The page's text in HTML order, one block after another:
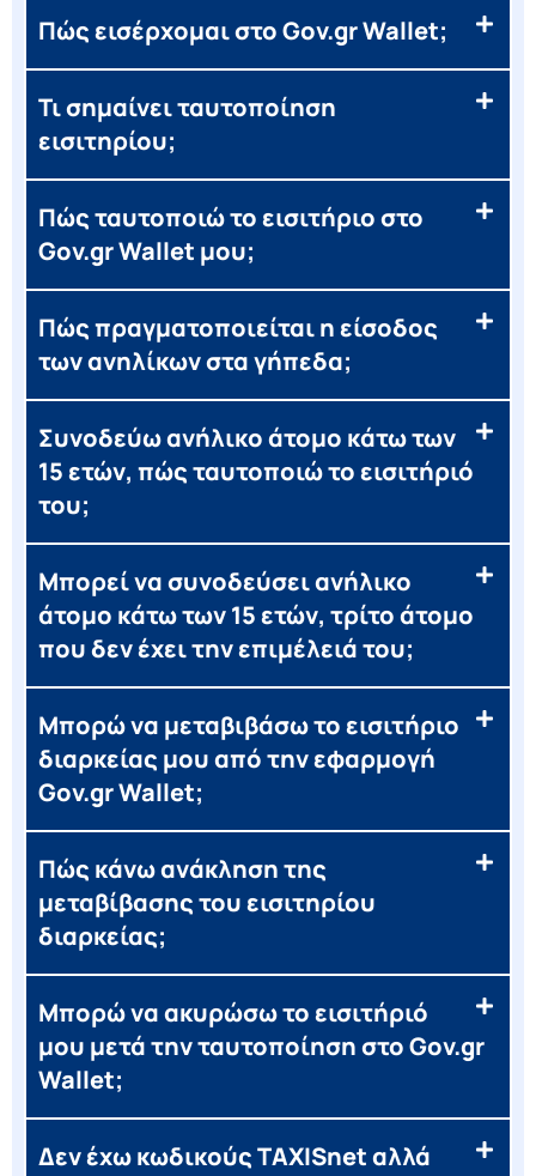
Πώς εισέρχομαι στο Gov.gr Wallet;
Τι σημαίνει ταυτοποίηση
εισιτηρίου;
Πώς ταυτοποιώ το εισιτήριο στο
Gov.gr Wallet μου;
Πώς πραγματοποιείται η είσοδος
των ανηλίκων στα γήπεδα;
Συνοδεύω ανήλικο άτομο κάτω των
15 ετών, πώς ταυτοποιώ το εισιτήριό
του;
Μπορεί να συνοδεύσει ανήλικο
άτομο κάτω των 15 ετών, τρίτο άτομο
που δεν έχει την επιμέλειά του;
Μπορώ να μεταβιβάσω το εισιτήριο
διαρκείας μου από την εφαρμογή
Gov.gr Wallet;
Πώς κάνω ανάκληση της
μεταβίβασης του εισιτηρίου
διαρκείας;
Μπορώ να ακυρώσω το εισιτήριό
μου μετά την ταυτοποίηση στο Gov.gr
Wallet;
Δεν έχω κωδικούς TAXISnet αλλά